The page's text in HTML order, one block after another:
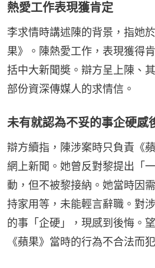
熱愛工作表現獲肯定
李求情時講述陳的背景，指她
果》。陳熱愛工作，表現獲得
括中大新聞奬。辯方呈上陳、
部份資深傳媒人的求情信。
未有就認為不妥的事企硬感
辯方續指，陳涉案時只負責《
網上新聞。她曾反對黎提出「
動，但不被黎接納。她當時因
持家用等，未能輕言辭職。對
的事「企硬」，現感到後悔。
《蘋果》當時的行為不合法而